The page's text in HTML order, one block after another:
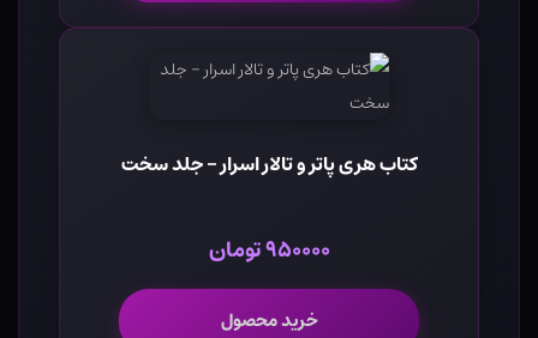
کتاب هری پاتر و تالار اسرار - جلد سخت
۹۵۰۰۰۰ تومان
خرید محصول